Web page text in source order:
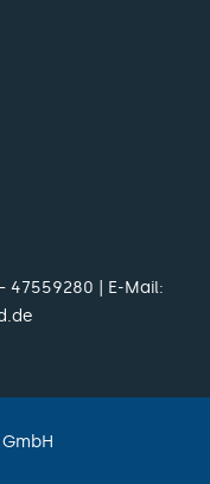
47559280 | E-Mail: